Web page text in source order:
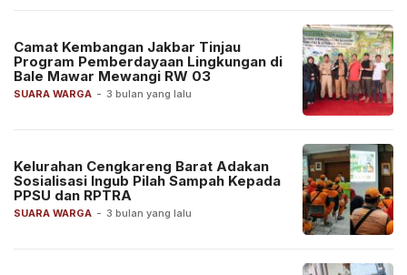
SUARA WARGA - 3 bulan yang lalu
Camat Kembangan Jakbar Tinjau
Program Pemberdayaan Lingkungan di
Bale Mawar Mewangi RW 03
SUARA WARGA - 3 bulan yang lalu
Kelurahan Cengkareng Barat Adakan
Sosialisasi Ingub Pilah Sampah Kepada
PPSU dan RPTRA